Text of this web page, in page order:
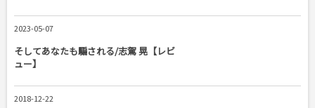
2023-05-07
そしてあなたも騙される/志駕 晃【レビ
ュー】
2018-12-22